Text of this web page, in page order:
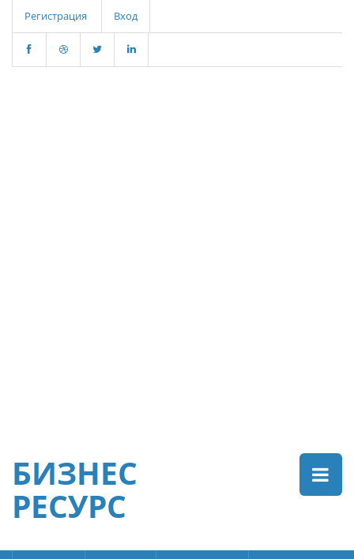
Регистрация Вход
БИЗНЕС
РЕСУРС